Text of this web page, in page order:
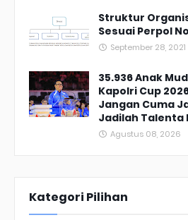
Struktur
Sesuai Perpol
September 28, 2021
35.936 Anak
Kapolri Cup
Jangan Cuma
Jadilah Talenta
Agustus 08, 2026
Kategori Pilihan